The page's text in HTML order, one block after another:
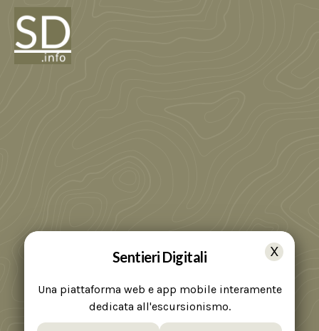
Sentieri Digitali
Una piattaforma web e app mobile interamente
dedicata all'escursionismo.